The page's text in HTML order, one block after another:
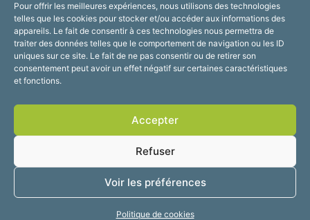
Pour offrir les meilleures expériences, nous utilisons des technologies
telles que les cookies pour stocker et/ou accéder aux informations des
appareils. Le fait de consentir à ces technologies nous permettra de
traiter des données telles que le comportement de navigation ou les ID
uniques sur ce site. Le fait de ne pas consentir ou de retirer son
consentement peut avoir un effet négatif sur certaines caractéristiques
et fonctions.
Accepter
Refuser
Voir les préférences
Politique de cookies
Horaires d’ouverture
Du lundi au vendredi :
de 8h30 à 12h et de 13h30 à 17h30
Suivez-nous !
Accessibilité
Mentions légales
2025 © Propulsé par